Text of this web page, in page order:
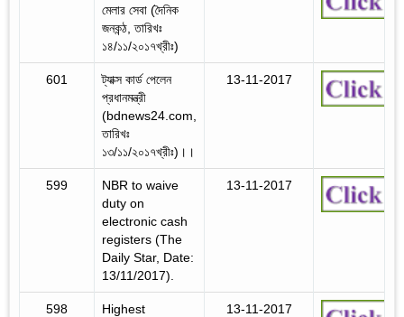
মেলার সেবা (দৈনিক
জনকন্ঠ, তারিখঃ
১৪/১১/২০১৭খ্রীঃ)
601
ট্যাক্স কার্ড পেলেন
প্রধানমন্ত্রী
(bdnews24.com,
তারিখঃ
১৩/১১/২০১৭খ্রীঃ)।।
13-11-2017
599
NBR to waive
duty on
electronic cash
registers (The
Daily Star, Date:
13/11/2017).
13-11-2017
598
Highest
13-11-2017